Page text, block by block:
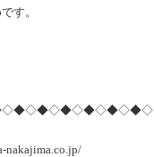
す。
nakajima.co.jp/